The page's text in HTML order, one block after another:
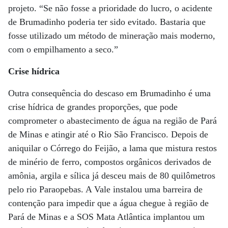
projeto. “Se não fosse a prioridade do lucro, o acidente
de Brumadinho poderia ter sido evitado. Bastaria que
fosse utilizado um método de mineração mais moderno,
com o empilhamento a seco.”
Crise hídrica
Outra consequência do descaso em Brumadinho é uma
crise hídrica de grandes proporções, que pode
comprometer o abastecimento de água na região de Pará
de Minas e atingir até o Rio São Francisco. Depois de
aniquilar o Córrego do Feijão, a lama que mistura restos
de minério de ferro, compostos orgânicos derivados de
amônia, argila e sílica já desceu mais de 80 quilômetros
pelo rio Paraopebas. A Vale instalou uma barreira de
contenção para impedir que a água chegue à região de
Pará de Minas e a SOS Mata Atlântica implantou um